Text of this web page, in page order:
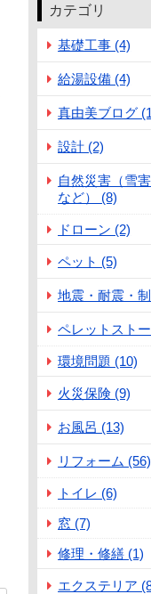
カテゴリ
基礎工事 (4)
給湯設備 (4)
真由美ブログ
設計 (2)
自然災害（雪
など） (8)
ドローン (2)
ペット (5)
地震・耐震・
ペレットスト
環境問題 (10)
火災保険 (9)
お風呂 (13)
リフォーム (56)
トイレ (6)
窓 (7)
修理・修繕 (1)
エクステリア